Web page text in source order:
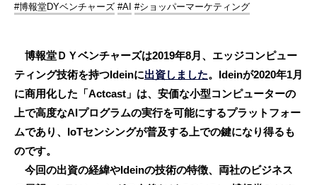
#博報堂DYベンチャーズ #AI #ショッパーマーケティング
博報堂ＤＹベンチャーズは2019年8月、エッジコンピュー
ティング技術を持つIdeinに出資しました。Ideinが2020年1月
に商用化した「Actcast」は、安価な小型コンピューターの
上で高度なAIプログラムの実行を可能にするプラットフォー
ムであり、IoTセンシングが普及する上での鍵になり得るも
のです。
今回の出資の経緯やIdeinの技術の特徴、両社のビジネス